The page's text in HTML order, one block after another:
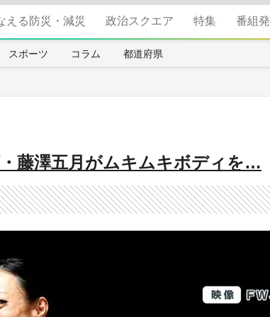
える防災・減災 政治スクエア 特集 番組発
スポーツ コラム 都道府県
藤澤五月がムキムキボディを…